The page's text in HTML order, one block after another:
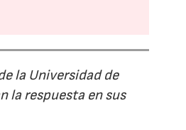
la Universidad de
la respuesta en sus